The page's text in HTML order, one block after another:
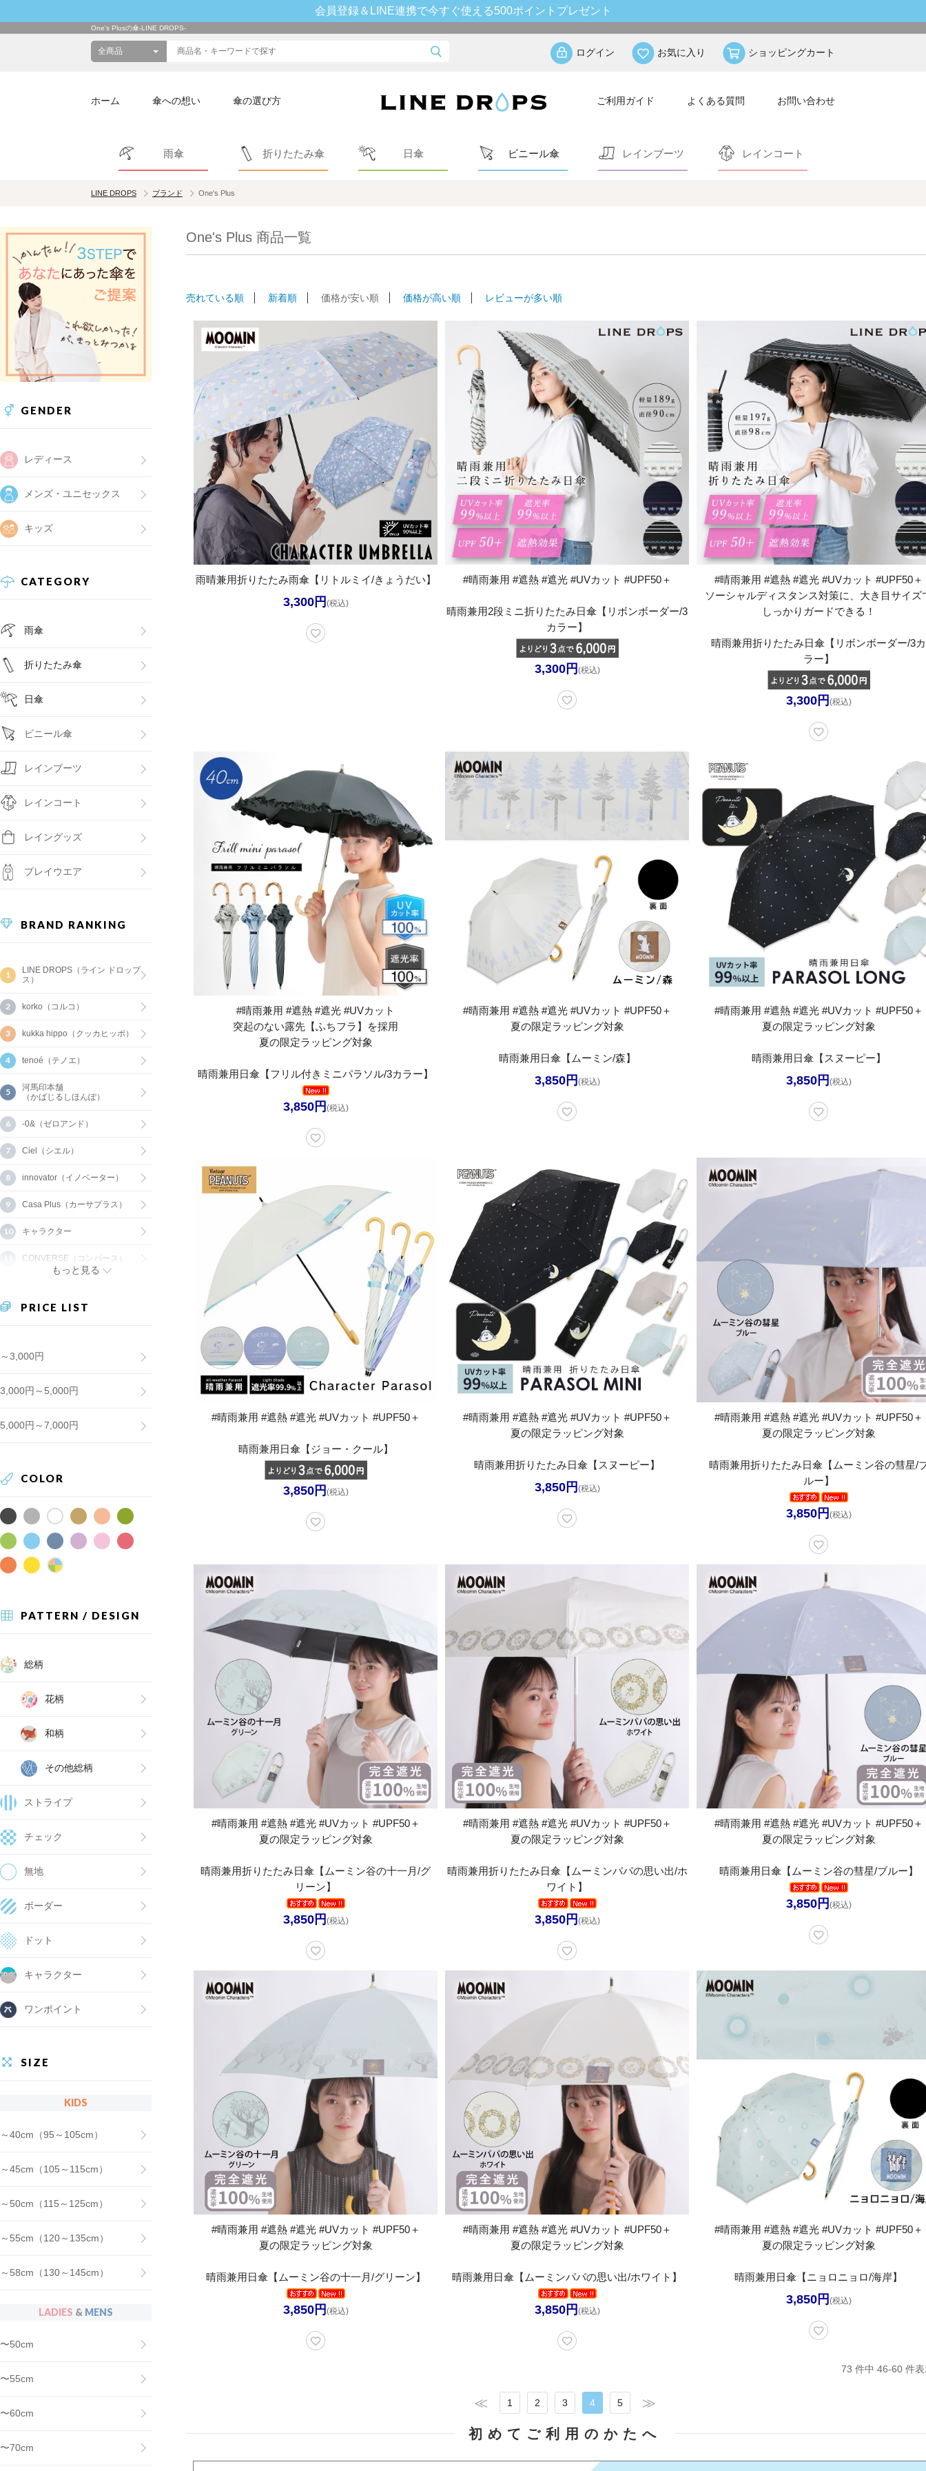
会員登録＆LINE連携で今すぐ使える500ポイントプレゼント
One's Plusの傘-LINE DROPS-
ログイン お気に入り ショッピングカート
ホーム 傘への想い 傘の選び方 ご利用ガイド よくある質問 お問い合わせ
雨傘 折りたたみ傘 日傘 ビニール傘 レインブーツ レインコート
LINE DROPS ブランド One's Plus
GENDER
レディース
メンズ・ユニセックス
キッズ
CATEGORY
雨傘
折りたたみ傘
日傘
ビニール傘
レインブーツ
レインコート
レイングッズ
プレイウエア
BRAND RANKING
LINE DROPS（ライン ドロップ
ス）
korko（コルコ）
kukka hippo（クッカヒッポ）
tenoé（テノエ）
河馬印本舗
（かばじるしほんぽ）
-0&（ゼロアンド）
Ciel（シエル）
innovator（イノベーター）
Casa Plus（カーサプラス）
キャラクター
CONVERSE（コンバース）
もっと見る
PRICE LIST
～3,000円
3,000円～5,000円
5,000円～7,000円
COLOR
PATTERN / DESIGN
総柄
花柄
和柄
その他総柄
ストライプ
チェック
無地
ボーダー
ドット
キャラクター
ワンポイント
SIZE
KIDS
～40cm（95～105cm）
～45cm（105～115cm）
～50cm（115～125cm）
～55cm（120～135cm）
～58cm（130～145cm）
LADIES & MENS
〜50cm
〜55cm
〜60cm
〜70cm
One's Plus 商品一覧
売れている順 新着順 価格が安い順 価格が高い順 レビューが多い順
雨晴兼用折りたたみ雨傘【リトルミイ/きょうだい】
3,300円 (税込)
#晴雨兼用 #遮熱 #遮光 #UVカット #UPF50＋
晴雨兼用2段ミニ折りたたみ日傘【リボンボーダー/3
カラー】
3,300円 (税込)
#晴雨兼用 #遮熱 #遮光 #UVカット #UPF50＋
ソーシャルディスタンス対策に、大き目サイズ
しっかりガードできる！
晴雨兼用折りたたみ日傘【リボンボーダー/3カ
ラー】
3,300円 (税込)
#晴雨兼用 #遮熱 #遮光 #UVカット
突起のない露先【ふちフラ】を採用
夏の限定ラッピング対象
晴雨兼用日傘【フリル付きミニパラソル/3カラー】
3,850円 (税込)
#晴雨兼用 #遮熱 #遮光 #UVカット #UPF50＋
夏の限定ラッピング対象
晴雨兼用日傘【ムーミン/森】
3,850円 (税込)
#晴雨兼用 #遮熱 #遮光 #UVカット #UPF50＋
夏の限定ラッピング対象
晴雨兼用日傘【スヌーピー】
3,850円 (税込)
#晴雨兼用 #遮熱 #遮光 #UVカット #UPF50＋
晴雨兼用日傘【ジョー・クール】
3,850円 (税込)
#晴雨兼用 #遮熱 #遮光 #UVカット #UPF50＋
夏の限定ラッピング対象
晴雨兼用折りたたみ日傘【スヌーピー】
3,850円 (税込)
#晴雨兼用 #遮熱 #遮光 #UVカット #UPF50＋
夏の限定ラッピング対象
晴雨兼用折りたたみ日傘【ムーミン谷の彗星/
ルー】
3,850円 (税込)
#晴雨兼用 #遮熱 #遮光 #UVカット #UPF50＋
夏の限定ラッピング対象
晴雨兼用折りたたみ日傘【ムーミン谷の十一月/グ
リーン】
3,850円 (税込)
#晴雨兼用 #遮熱 #遮光 #UVカット #UPF50＋
夏の限定ラッピング対象
晴雨兼用折りたたみ日傘【ムーミンパパの思い出/ホ
ワイト】
3,850円 (税込)
#晴雨兼用 #遮熱 #遮光 #UVカット #UPF50＋
夏の限定ラッピング対象
晴雨兼用日傘【ムーミン谷の彗星/ブルー】
3,850円 (税込)
#晴雨兼用 #遮熱 #遮光 #UVカット #UPF50＋
夏の限定ラッピング対象
晴雨兼用日傘【ムーミン谷の十一月/グリーン】
3,850円 (税込)
#晴雨兼用 #遮熱 #遮光 #UVカット #UPF50＋
夏の限定ラッピング対象
晴雨兼用日傘【ムーミンパパの思い出/ホワイト】
3,850円 (税込)
#晴雨兼用 #遮熱 #遮光 #UVカット #UPF50＋
夏の限定ラッピング対象
晴雨兼用日傘【ニョロニョロ/海岸】
3,850円 (税込)
73 件中 46-60 件
1 2 3 4 5
初めてご利用のかたへ